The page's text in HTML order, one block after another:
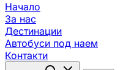
Начало
За нас
Дестинации
Автобуси под наем
Контакти